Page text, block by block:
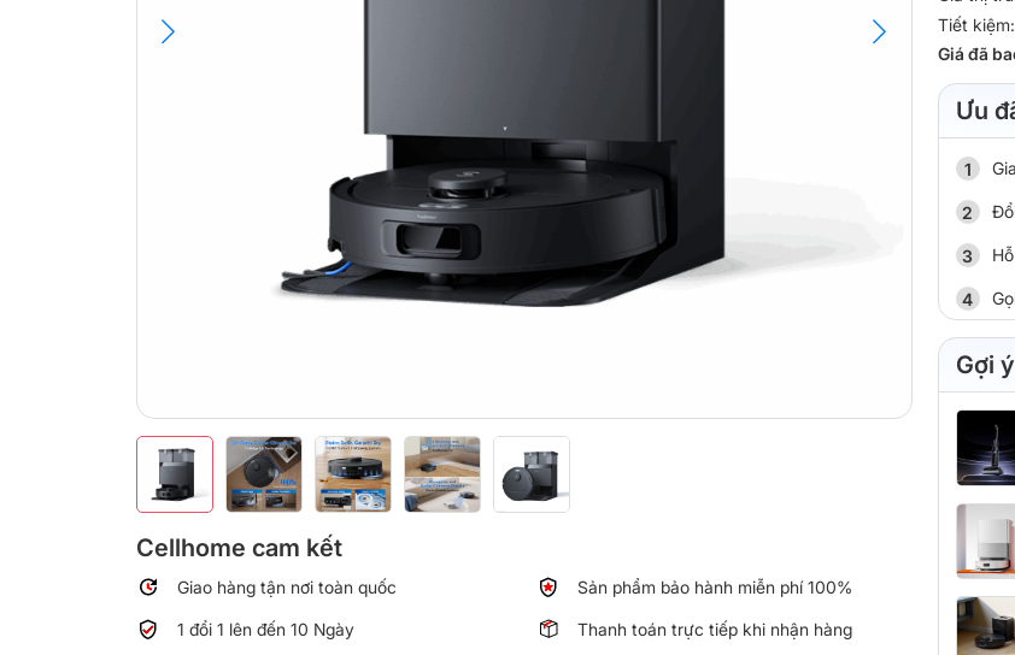
Cellhome cam kết
Giao hàng tận nơi toàn quốc Sản phẩm bảo hành miễn phí 100%
1 đổi 1 lên đến 10 Ngày Thanh toán trực tiếp khi nhận hàng
Tiết
Giá đã
Ưu
Gợi